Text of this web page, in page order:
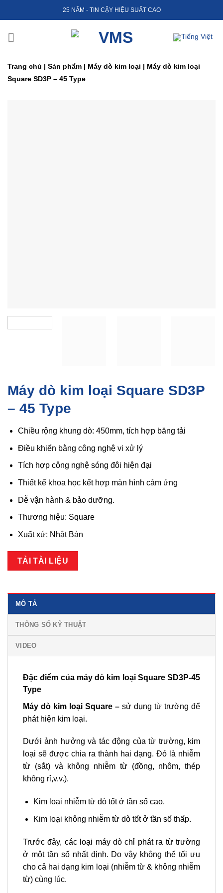
to
25 NĂM - TIN CẬY HIỆU SUẤT CAO
Trang chủ | Sản phẩm | Máy dò kim loại | Máy dò kim loại
Square SD3P – 45 Type
Máy dò kim loại Square SD3P
– 45 Type
Chiều rộng khung dò: 450mm, tích hợp băng tải
Điều khiển bằng công nghệ vi xử lý
Tích hợp công nghệ sóng đôi hiện đại
Thiết kế khoa học kết hợp màn hình cảm ứng
Dễ vận hành & bảo dưỡng.
Thương hiệu: Square
Xuất xứ: Nhật Bản
TẢI TÀI LIỆU
MÔ TẢ
THÔNG SỐ KỸ THUẬT
VIDEO
Đặc điểm của máy dò kim loại Square SD3P-45
Type
Máy dò kim loại Square – sử dụng từ trường để
phát hiện kim loại.
Dưới ảnh hưởng và tác động của từ trường, kim
loại sẽ được chia ra thành hai dạng. Đó là nhiễm
từ (sắt) và không nhiễm từ (đồng, nhôm, thép
không rỉ,v.v.).
Kim loại nhiễm từ dò tốt ở tần số cao.
Kim loại không nhiễm từ dò tốt ở tần số thấp.
Trước đây, các loại máy dò chỉ phát ra từ trường
ở một tần số nhất định. Do vậy không thể tối ưu
cho cả hai dạng kim loại (nhiễm từ & không nhiễm
từ) cùng lúc.